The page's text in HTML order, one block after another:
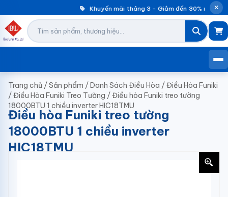
Khuyến mãi tháng 3 – Giảm đến 30% máy
Trang chủ /Sản phẩm /Danh Sách Điều Hòa /Điều Hòa Funiki
/Điều Hòa Funiki Treo Tường /Điều hòa Funiki treo tường
18000BTU 1 chiều inverter HIC18TMU
Điều hòa Funiki treo tường
18000BTU 1 chiều inverter
HIC18TMU